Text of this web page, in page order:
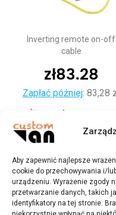
Aby zapewnić najlepsze
cookie do przechowywania i/
urządzeniu. Wyrażenie zgody
przetwarzanie danych, takich
identyfikatory na tej stronie.
Inverting remote on-off
cable
zł83.28
Zapłać później: 83,28